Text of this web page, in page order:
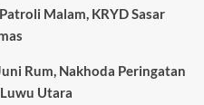
Malam, KRYD Sasar
Rum, Nakhoda Peringatan
Utara